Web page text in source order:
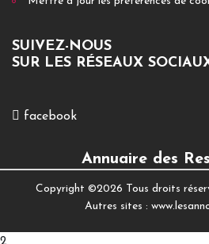
SUIVEZ-NOUS
SUR LES RÉSEAUX
facebook
Annuaire des
Copyright ©2026 Tous droits
Autres sites :
2